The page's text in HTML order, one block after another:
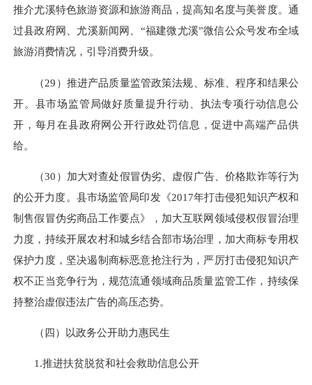
推介尤溪特色旅游资源和旅游商品，提高知名度与美誉度。通
过县政府网、尤溪新闻网、“福建微尤溪”微信公众号发布全域
旅游消费情况，引导消费升级。
（29）推进产品质量监管政策法规、标准、程序和结果公
开。县市场监管局做好质量提升行动、执法专项行动信息公
开，每月在县政府网公开行政处罚信息，促进中高端产品供
给。
（30）加大对查处假冒伪劣、虚假广告、价格欺诈等行为
的公开力度。县市场监管局印发《2017年打击侵犯知识产权和
制售假冒伪劣商品工作要点》，加大互联网领域侵权假冒治理
力度，持续开展农村和城乡结合部市场治理，加大商标专用权
保护力度，坚决遏制商标恶意抢注行为，严厉打击侵犯知识产
权不正当竞争行为，规范流通领域商品质量监管工作，持续保
持整治虚假违法广告的高压态势。
（四）以政务公开助力惠民生
1.推进扶贫脱贫和社会救助信息公开